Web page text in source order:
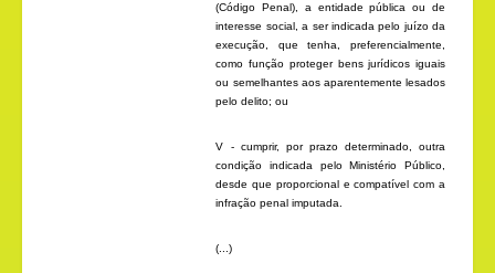
(Código Penal),
a entidade pública ou de
interesse social, a ser indicada pelo juízo da
execução, que tenha, preferencialmente,
como função proteger bens jurídicos iguais
ou semelhantes aos aparentemente lesados
pelo delito; ou
V - cumprir, por prazo determinado, outra
condição indicada pelo Ministério Público,
desde que proporcional e compatível com a
infração penal imputada.
(...)